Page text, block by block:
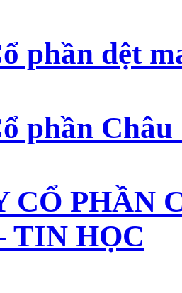
phần dệt
phần Châu
CỔ PHẦN
TIN HỌC